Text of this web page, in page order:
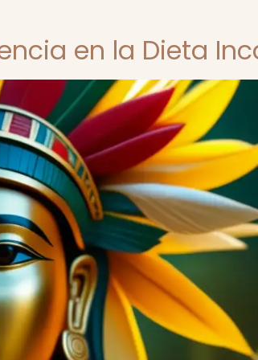
en la Dieta